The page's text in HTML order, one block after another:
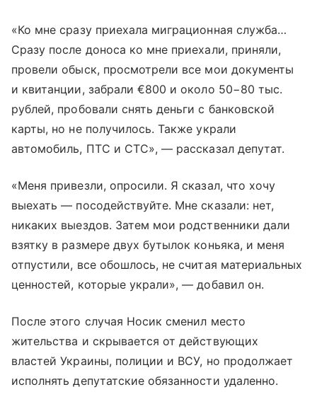
«Ко мне сразу приехала миграционная служба…
Сразу после доноса ко мне приехали, приняли,
провели обыск, просмотрели все мои документы
и квитанции, забрали €800 и около 50−80 тыс.
рублей, пробовали снять деньги с банковской
карты, но не получилось. Также украли
автомобиль, ПТС и СТС», — рассказал депутат.
«Меня привезли, опросили. Я сказал, что хочу
выехать — посодействуйте. Мне сказали: нет,
никаких выездов. Затем мои родственники дали
взятку в размере двух бутылок коньяка, и меня
отпустили, все обошлось, не считая материальных
ценностей, которые украли», — добавил он.
После этого случая Носик сменил место
жительства и скрывается от действующих
властей Украины, полиции и ВСУ, но продолжает
исполнять депутатские обязанности удаленно.